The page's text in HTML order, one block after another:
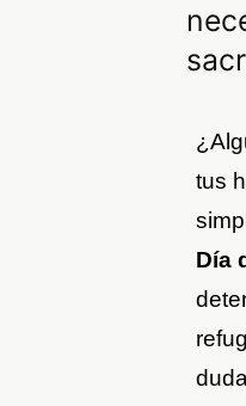
tus
Día